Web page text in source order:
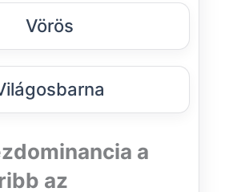
Vörös
a
az